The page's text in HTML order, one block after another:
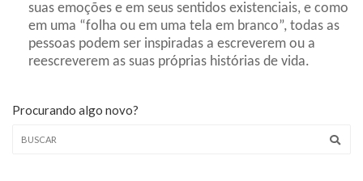
suas emoções e em seus sentidos existenciais, e como
em uma “folha ou em uma tela em branco”, todas as
pessoas podem ser inspiradas a escreverem ou a
reescreverem as suas próprias histórias de vida.
Procurando algo novo?